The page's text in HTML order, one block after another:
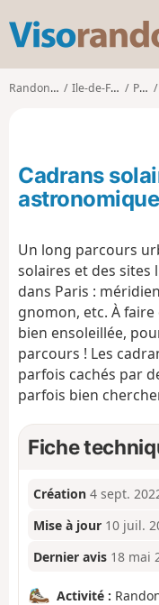
Randonnées Ile-de-France Paris
Cadrans
Un long parcours
solaires et des sites
dans Paris :
gnomon, etc. À
bien ensoleillée,
parcours ! Les
parfois cachés par
parfois bien
Fiche
Création 4 sept.
Mise à jour 10 juil.
Dernier avis 18 mai
Activité :